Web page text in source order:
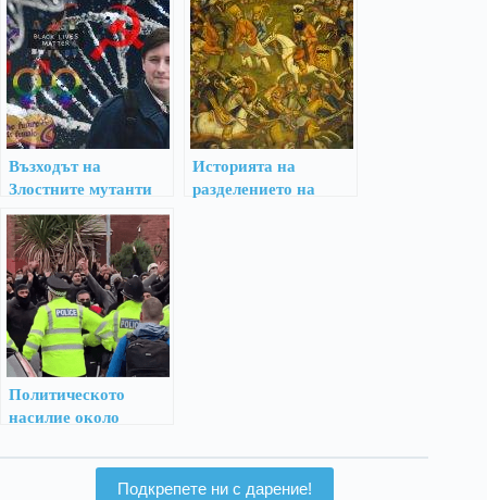
дясната реакция
на гей браковете?
Възходът на
Злостните мутанти
Историята на
разделението на
Политическото
насилие около
Великобритания
Подкрепете ни с дарение!